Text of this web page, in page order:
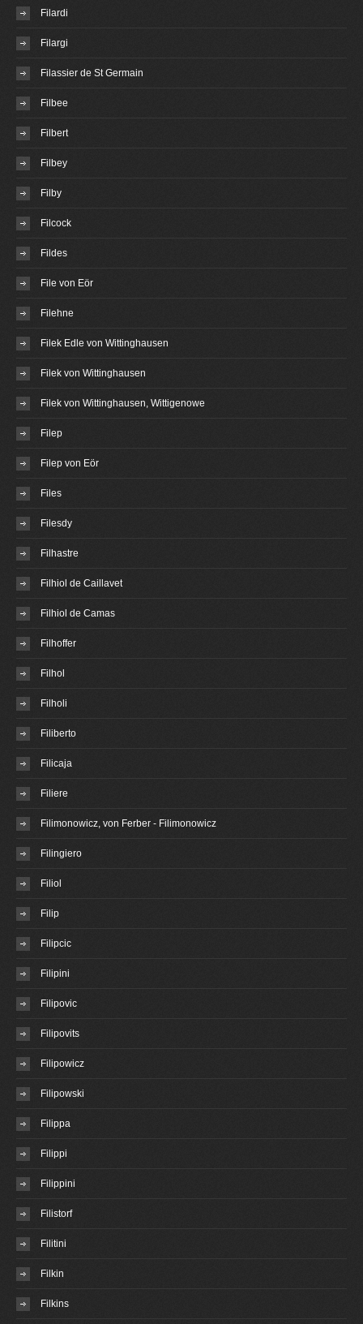
Filardi
Filargi
Filassier de St Germain
Filbee
Filbert
Filbey
Filby
Filcock
Fildes
File von Eör
Filehne
Filek Edle von Wittinghausen
Filek von Wittinghausen
Filek von Wittinghausen, Wittigenowe
Filep
Filep von Eör
Files
Filesdy
Filhastre
Filhiol de Caillavet
Filhiol de Camas
Filhoffer
Filhol
Filholi
Filiberto
Filicaja
Filiere
Filimonowicz, von Ferber - Filimonowicz
Filingiero
Filiol
Filip
Filipcic
Filipini
Filipovic
Filipovits
Filipowicz
Filipowski
Filippa
Filippi
Filippini
Filistorf
Filitini
Filkin
Filkins